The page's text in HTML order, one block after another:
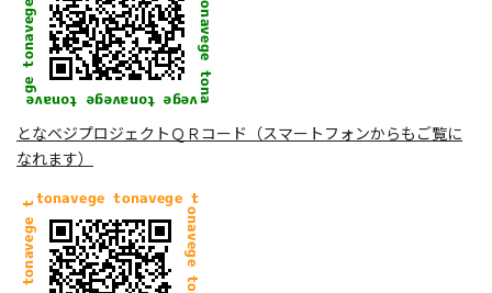
となベジプロジェクトＱＲコード（スマートフォンからもご覧に
なれます）